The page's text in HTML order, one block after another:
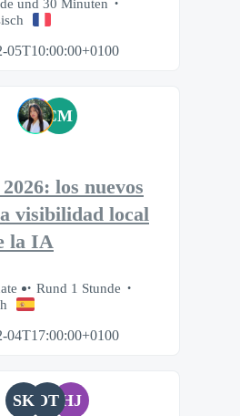
und 30 Minuten
05T10:00:00+0100
CM
los nuevos
visibilidad local
la IA
Rund 1 Stunde
04T17:00:00+0100
SK OT HJ